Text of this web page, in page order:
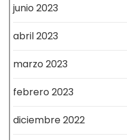
junio 2023
abril 2023
marzo 2023
febrero 2023
diciembre 2022